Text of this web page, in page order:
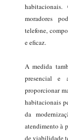
moradores
telefone,
e eficaz.
A medida
presencial e
proporcionar
habitacionais
da
atendimento à
de viabilidade